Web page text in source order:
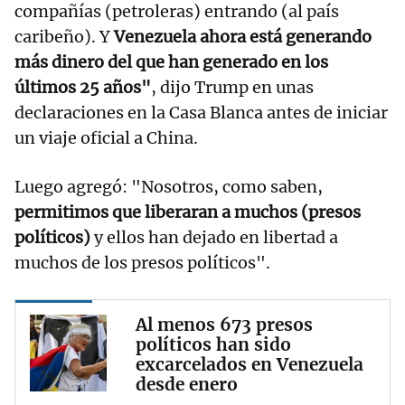
compañías (petroleras) entrando (al país
caribeño). YVenezuela ahora está generando
más dinero del que han generado en los
últimos 25 años", dijo Trump en unas
declaraciones en la Casa Blanca antes de iniciar
un viaje oficial a China.
Luego agregó: "Nosotros, como saben,
permitimos que liberaran a muchos (presos
políticos)y ellos han dejado en libertad a
muchos de los presos políticos".
Al menos 673 presos
políticos han sido
excarcelados en Venezuela
desde enero